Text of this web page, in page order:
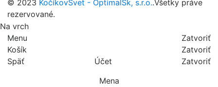
© 2023 KočíkovSvet - OptimalSk, s.r.o..Všetky práve
rezervované.
Na vrch
Menu
Zatvoriť
Košík
Zatvoriť
Späť
Účet
Zatvoriť
Mena